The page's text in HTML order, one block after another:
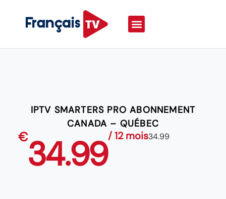
IPTV SMARTERS PRO ABONNEMENT
CANADA – QUÉBEC
€34.99/ 12 mois34.99